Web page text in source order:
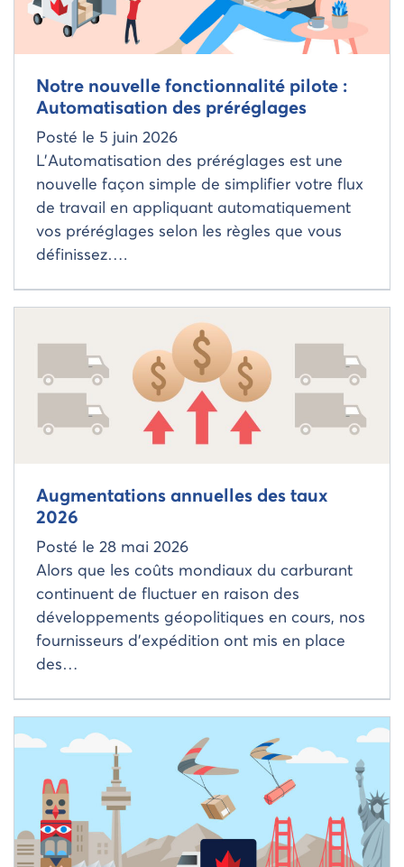
Notre nouvelle fonctionnalité pilote :
Automatisation des préréglages
Posté le 5 juin 2026
L’Automatisation des préréglages est une
nouvelle façon simple de simplifier votre flux
de travail en appliquant automatiquement
vos préréglages selon les règles que vous
définissez….
Augmentations annuelles des taux
2026
Posté le 28 mai 2026
Alors que les coûts mondiaux du carburant
continuent de fluctuer en raison des
développements géopolitiques en cours, nos
fournisseurs d’expédition ont mis en place
des…